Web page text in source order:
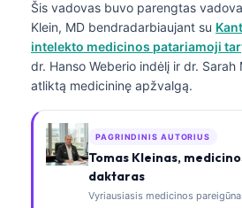
Šis vadovas buvo parengtas
Klein, MD bendradarbiaujant su
intelekto medicinos patariamoji
dr. Hanso Weberio indėlį ir dr. Sarah
atliktą medicininę apžvalgą.
PAGRINDINIS AUTORIUS
Tomas Kleinas,
daktaras
Vyriausiasis medicinos